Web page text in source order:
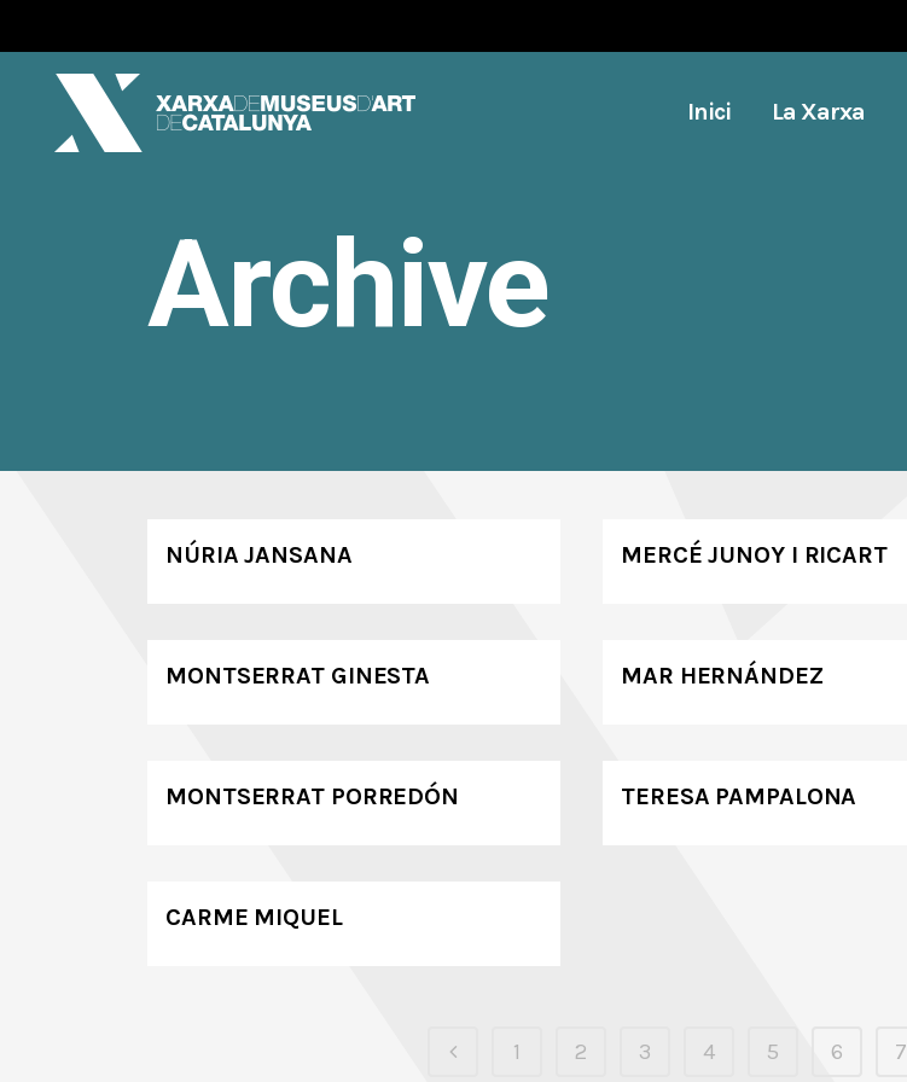
Inici La Xarxa
Archive
NÚRIA JANSANA MERCÉ JUNOY I RICART
MONTSERRAT GINESTA MAR HERNÁNDEZ
MONTSERRAT PORREDÓN TERESA PAMPALONA
CARME MIQUEL
1 2 3 4 5 6 7